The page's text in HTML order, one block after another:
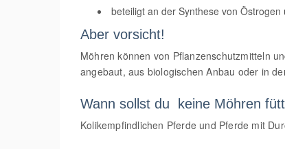
beteiligt an der Synthese von Östrogen
Aber vorsicht!
Möhren können von Pflanzenschutzmitteln
angebaut, aus biologischen Anbau oder in
Wann sollst du keine Möhren
Kolikempfindlichen Pferde und Pferde mit